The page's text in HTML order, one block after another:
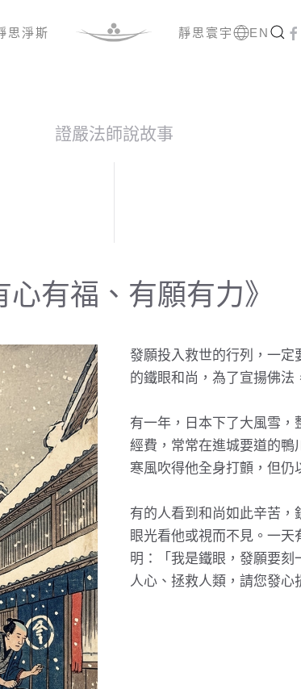
思淨斯 靜思寰宇 EN
證嚴法師說故事
心有福、有願有力》
發願投入救世的行列，一定
的鐵眼和尚，為了宣揚佛法
有一年，日本下了大風雪
經費，常常在進城要道的鴨
寒風吹得他全身打顫，但仍
有的人看到和尚如此辛苦
眼光看他或視而不見。一
明：「我是鐵眼，發願要
人心、拯救人類，請您發心